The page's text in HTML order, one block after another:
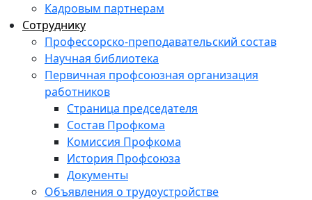
Кадровым партнерам
Сотруднику
Профессорско-преподавательский состав
Научная библиотека
Первичная профсоюзная организация
работников
Страница председателя
Состав Профкома
Комиссия Профкома
История Профсоюза
Документы
Объявления о трудоустройстве